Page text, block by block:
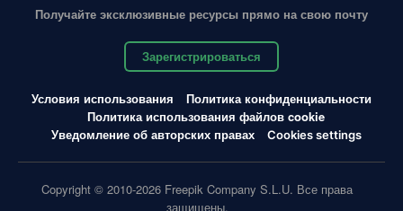
Получайте эксклюзивные ресурсы прямо на свою почту
Зарегистрироваться
Условия использования
Политика конфиденциальности
Политика использования файлов cookie
Уведомление об авторских правах
Cookies settings
Copyright © 2010-2026 Freepik Company S.L.U. Все права
защищены.